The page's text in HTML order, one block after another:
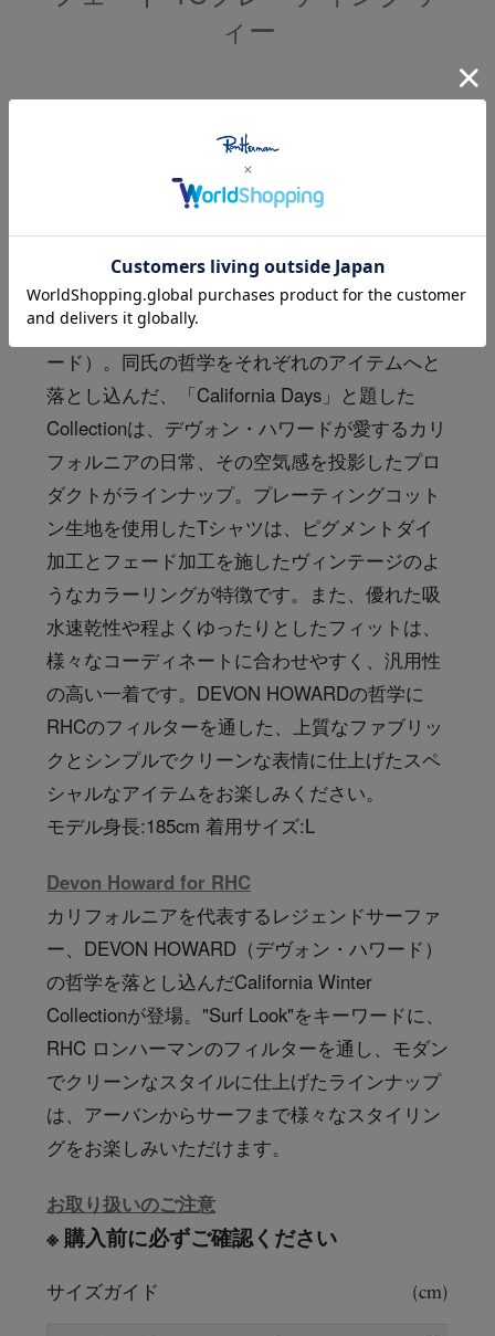
ィー
RHC ロンハーマン・R 取扱い商品
カリフォルニアを代表するレジェンドサーファ
ーである、DEVON HOWARD（デヴォン・ハワ
ード）。同氏の哲学をそれぞれのアイテムへと
落とし込んだ、「California Days」と題した
Collectionは、デヴォン・ハワードが愛するカリ
フォルニアの日常、その空気感を投影したプロ
ダクトがラインナップ。プレーティングコット
ン生地を使用したTシャツは、ピグメントダイ
加工とフェード加工を施したヴィンテージのよ
うなカラーリングが特徴です。また、優れた吸
水速乾性や程よくゆったりとしたフィットは、
様々なコーディネートに合わせやすく、汎用性
の高い一着です。DEVON HOWARDの哲学に
RHCのフィルターを通した、上質なファブリッ
クとシンプルでクリーンな表情に仕上げたスペ
シャルなアイテムをお楽しみください。
モデル身長:185cm 着用サイズ:L
Devon Howard for RHC
カリフォルニアを代表するレジェンドサーファ
ー、DEVON HOWARD（デヴォン・ハワード）
の哲学を落とし込んだCalifornia Winter
Collectionが登場。"Surf Look"をキーワードに、
RHC ロンハーマンのフィルターを通し、モダン
でクリーンなスタイルに仕上げたラインナップ
は、アーバンからサーフまで様々なスタイリン
グをお楽しみいただけます。
お取り扱いのご注意
※ 購入前に必ずご確認ください
サイズガイド (cm)